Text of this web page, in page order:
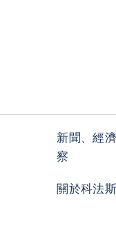
新聞、經
察
關於科法斯